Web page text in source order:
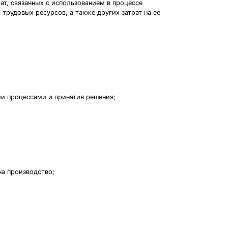
связанных с использованием в процессе
ресурсов, а также других затрат на ее
процессами и принятия решения;
производство;